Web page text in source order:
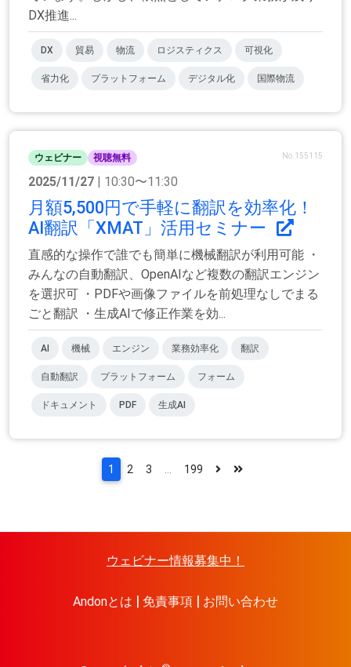
DX推進...
DX 貿易 物流 ロジスティクス 可視化
省力化 プラットフォーム デジタル化 国際物流
ウェビナー 視聴無料 No.155115
2025/11/27 | 10:30〜11:30
月額5,500円で手軽に翻訳を効率化！
AI翻訳「XMAT」活用セミナー
直感的な操作で誰でも簡単に機械翻訳が利用可能 ・
みんなの自動翻訳、OpenAIなど複数の翻訳エンジン
を選択可 ・PDFや画像ファイルを前処理なしでまる
ごと翻訳 ・生成AIで修正作業を効...
AI 機械 エンジン 業務効率化 翻訳
自動翻訳 プラットフォーム フォーム
ドキュメント PDF 生成AI
1 2 3 199
ウェビナー情報募集中！
Andonとは 免責事項 お問い合わせ